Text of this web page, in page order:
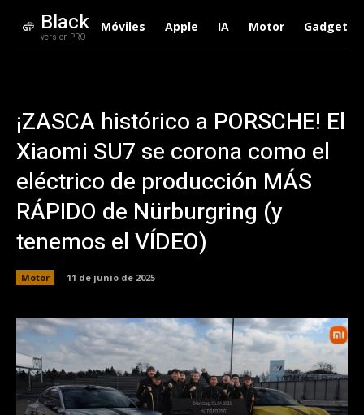
Black
version PRO
Móviles Apple IA Motor Gadgets
¡ZASCA histórico a PORSCHE! El
Xiaomi SU7 se corona como el
eléctrico de producción MÁS
RÁPIDO de Nürburgring (y
tenemos el VÍDEO)
Motor 11 de junio de 2025